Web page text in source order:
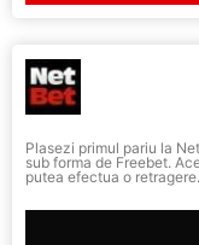
Plasezi primul pariu la
sub forma de Freebet.
putea efectua o retragere.